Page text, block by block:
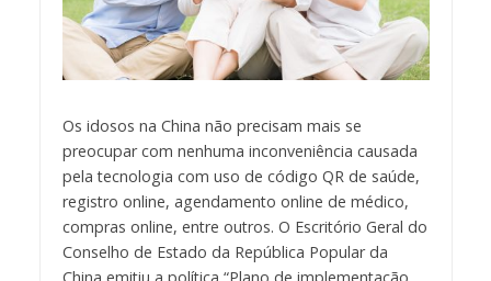
Os idosos na China não precisam mais se
preocupar com nenhuma inconveniência causada
pela tecnologia com uso de código QR de saúde,
registro online, agendamento online de médico,
compras online, entre outros. O Escritório Geral do
Conselho de Estado da República Popular da